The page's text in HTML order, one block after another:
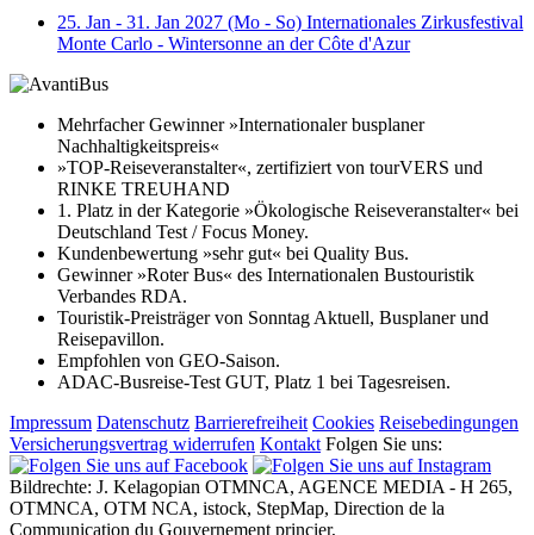
25. Jan - 31. Jan 2027 (Mo - So) Internationales Zirkusfestival
Monte Carlo - Wintersonne an der Côte d'Azur
Mehrfacher Gewinner »Internationaler busplaner
Nachhaltigkeitspreis«
»TOP-Reiseveranstalter«, zertifiziert von tourVERS und
RINKE TREUHAND
1. Platz in der Kategorie »Ökologische Reiseveranstalter« bei
Deutschland Test / Focus Money.
Kundenbewertung »sehr gut« bei Quality Bus.
Gewinner »Roter Bus« des Internationalen Bustouristik
Verbandes RDA.
Touristik-Preisträger von Sonntag Aktuell, Busplaner und
Reisepavillon.
Empfohlen von GEO-Saison.
ADAC-Busreise-Test GUT, Platz 1 bei Tagesreisen.
Impressum Datenschutz Barrierefreiheit Cookies Reisebedingungen
Versicherungsvertrag widerrufen Kontakt Folgen Sie uns:
Bildrechte: J. Kelagopian OTMNCA, AGENCE MEDIA - H 265,
OTMNCA, OTM NCA, istock, StepMap, Direction de la
Communication du Gouvernement princier,